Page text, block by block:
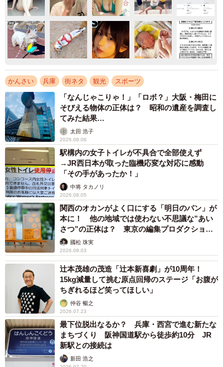
かんさい 兵庫 街ネタ 観光 スポーツ
「なんじゃこりゃ！」「ロボ？」大阪・梅田に
そびえる物体の正体は？ 昭和の遺産を調査し
てみた結果…
太田 浩子
2026.08.06
駅構内の女子トイレが不具合で全部使えず
→JR西日本が取った臨機応変な対応に感動
「その手があったか！」
中将 タカノリ
2026.08.05
関西のオカンがよく口にする「明日のパン」が
本に！ 他の地域では使わない不思議な”あい
さつ”の正体は？ 東京の編集プロダクション
がひも解く
國松 珠実
2026.08.03
辻本茂雄の茂造「辻本新喜劇」が10周年！
15kg減量して挑む原点回帰のステージ「お腹が
ちぎれるほど笑ってほしい」
仲谷 暢之
2026.07.23
最下位脱出なるか？ 兵庫・西宮で進む新たな
まちづくり 阪神国道駅から徒歩約10分 JR
新駅との接続は
新田 浩之